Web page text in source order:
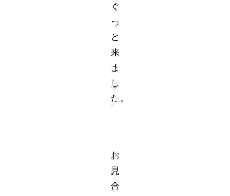
ぐ
っ
と
来
ま
し
た。
お
見
合